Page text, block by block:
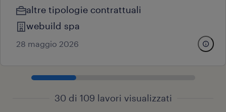
altre tipologie contrattuali
webuild spa
28 maggio 2026
30 di 109 lavori visualizzati